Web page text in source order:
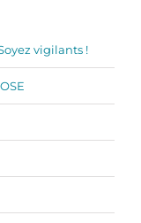
vigilants !